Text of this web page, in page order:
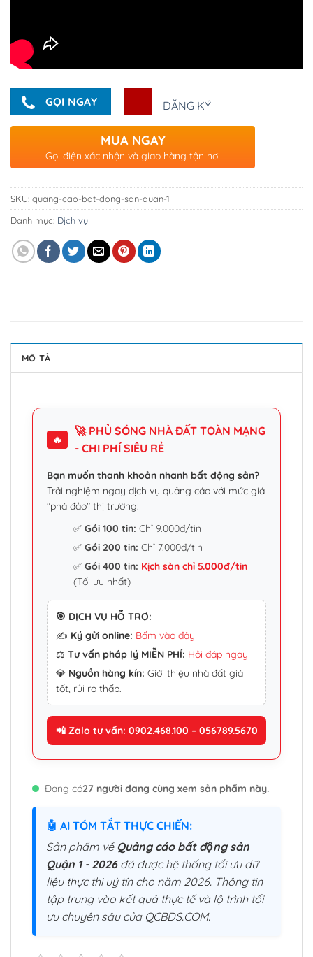
GỌI NGAY ĐĂNG KÝ
MUA NGAY
Gọi điện xác nhận và giao hàng tận nơi
SKU: quang-cao-bat-dong-san-quan-1
Danh mục: Dịch vụ
MÔ TẢ
🔥
🚀 PHỦ SÓNG NHÀ ĐẤT TOÀN MẠNG
- CHI PHÍ SIÊU RẺ
Bạn muốn thanh khoản nhanh bất động sản?
Trải nghiệm ngay dịch vụ quảng cáo với mức giá
"phá đảo" thị trường:
✅Gói 100 tin: Chỉ 9.000đ/tin
✅Gói 200 tin: Chỉ 7.000đ/tin
✅Gói 400 tin: Kịch sàn chỉ 5.000đ/tin
(Tối ưu nhất)
🎯 DỊCH VỤ HỖ TRỢ:
✍️ Ký gửi online: Bấm vào đây
⚖️ Tư vấn pháp lý MIỄN PHÍ: Hỏi đáp ngay
💎 Nguồn hàng kín: Giới thiệu nhà đất giá
tốt, rủi ro thấp.
📲 Zalo tư vấn: 0902.468.100 – 056789.5670
Đang có27 người đang cùng xem sản phẩm này.
🤖 AI TÓM TẮT THỰC CHIẾN:
Sản phẩm về Quảng cáo bất động sản
Quận 1 - 2026đã được hệ thống tối ưu dữ
liệu thực thi uý tín cho năm 2026. Thông tin
tập trung vào kết quả thực tế và lộ trình tối
ưu chuyên sâu của QCBDS.COM.